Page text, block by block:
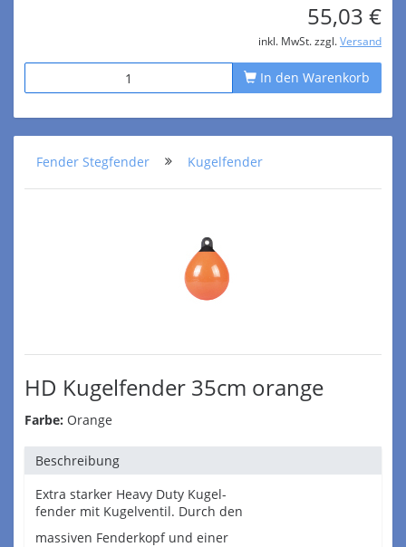
55,03 €
inkl. MwSt. zzgl. Versand
In den Warenkorb
Fender Stegfender Kugelfender
HD Kugelfender 35cm orange
Farbe: Orange
Beschreibung
Extra starker Heavy Duty Kugel-
fender mit Kugelventil. Durch den
massiven Fenderkopf und einer